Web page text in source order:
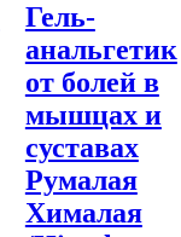
Гель-
анальгетик
от болей в
мышцах и
суставах
Румалая
Хималая